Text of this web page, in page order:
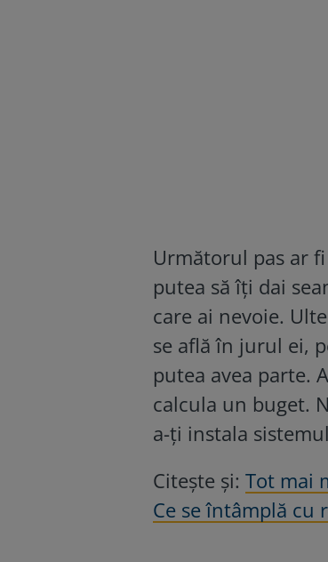
Următorul pas ar
putea să îți dai
care ai nevoie.
se află în jurul ei,
putea avea parte.
calcula un buget.
a-ți instala
Citește și: Tot mai
Ce se întâmplă